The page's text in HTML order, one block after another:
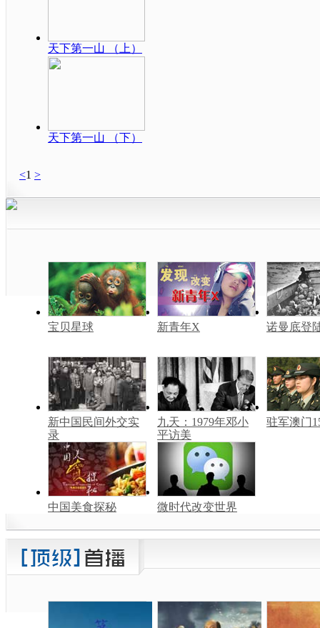
天下第一山 （上）
天下第一山 （下）
<1 >
宝贝星球 新青年X 诺曼底登
新中国民间外交实
录
九天：1979年邓小
平访美
驻军澳门
中国美食探秘 微时代改变世界